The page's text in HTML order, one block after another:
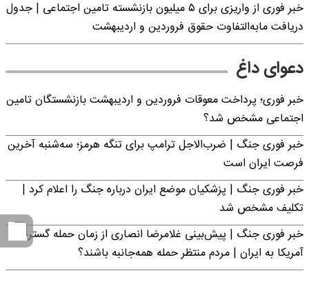
خبر فوری از واریزی برای ۵ میلیون‌ بازنشسته تامین اجتماعی | جدول
دریافت مابه‌التفاوت حقوق فروردین و اردیبهشت
دعوای داغ
خبر فوری؛ پرداخت معوقات فروردین و اردیبهشت بازنشستگان تامین
اجتماعی مشخص شد؟
خبر فوری جنگ | ضرب‌الاجل ترامپ برای تنگه هرمز؛ سه‌شنبه آخرین
فرصت ایران است
خبر فوری جنگ | پزشکیان موضع ایران درباره جنگ را اعلام کرد |
تکلیف مشخص شد
خبر فوری جنگ | پیش‌بینی غلامرضا انصاری از زمان حمله گسترده
آمریکا به ایران | مردم منتظر حمله همه‌جانبه باشند؟